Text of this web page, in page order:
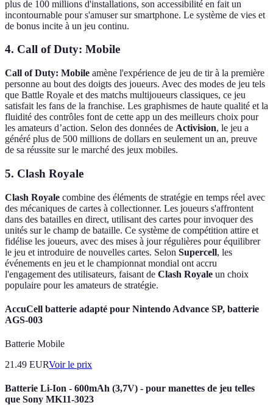
plus de 100 millions d'installations, son accessibilité en fait un
incontournable pour s'amuser sur smartphone. Le système de vies et
de bonus incite à un jeu continu.
4. Call of Duty: Mobile
Call of Duty: Mobile amène l'expérience de jeu de tir à la première
personne au bout des doigts des joueurs. Avec des modes de jeu tels
que Battle Royale et des matchs multijoueurs classiques, ce jeu
satisfait les fans de la franchise. Les graphismes de haute qualité et la
fluidité des contrôles font de cette app un des meilleurs choix pour
les amateurs d’action. Selon des données de Activision, le jeu a
généré plus de 500 millions de dollars en seulement un an, preuve
de sa réussite sur le marché des jeux mobiles.
5. Clash Royale
Clash Royale combine des éléments de stratégie en temps réel avec
des mécaniques de cartes à collectionner. Les joueurs s'affrontent
dans des batailles en direct, utilisant des cartes pour invoquer des
unités sur le champ de bataille. Ce système de compétition attire et
fidélise les joueurs, avec des mises à jour régulières pour équilibrer
le jeu et introduire de nouvelles cartes. Selon Supercell, les
événements en jeu et le championnat mondial ont accru
l'engagement des utilisateurs, faisant de Clash Royale un choix
populaire pour les amateurs de stratégie.
AccuCell batterie adapté pour Nintendo Advance SP, batterie
AGS-003
Batterie Mobile
21.49 EURVoir le prix
Batterie Li-Ion - 600mAh (3,7V) - pour manettes de jeu telles
que Sony MK11-3023